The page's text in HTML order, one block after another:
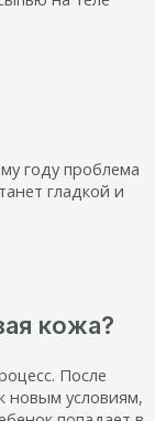
году проблема
гладкой и
кожа?
После
новым условиям,